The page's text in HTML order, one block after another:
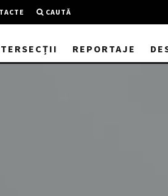
CAUTĂ
REPORTAJE